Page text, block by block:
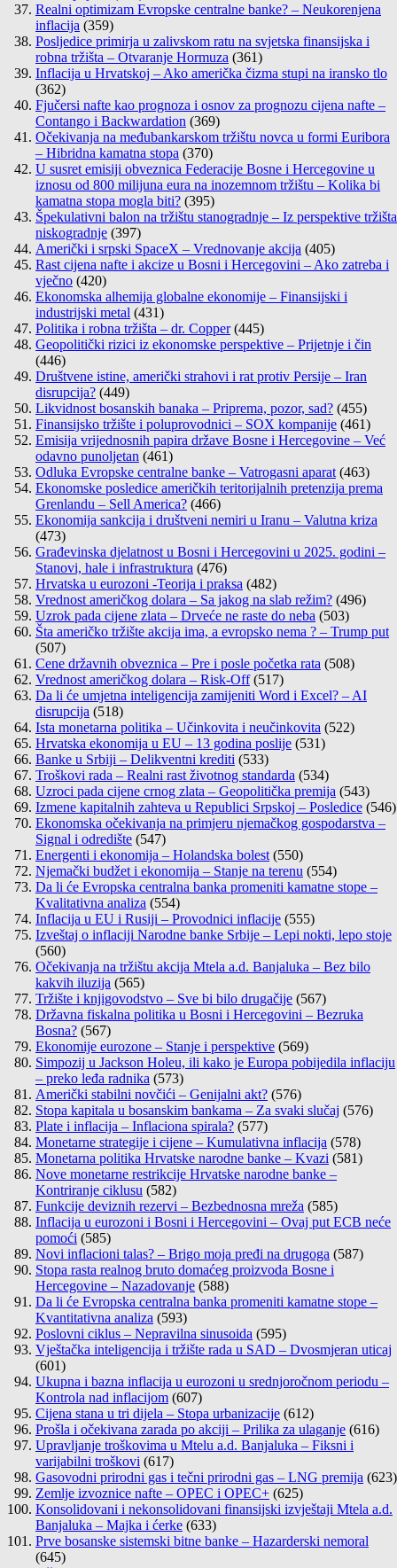
Realni optimizam Evropske centralne banke? – Neukorenjena
inflacija (359)
Posljedice primirja u zalivskom ratu na svjetska finansijska i
robna tržišta – Otvaranje Hormuza (361)
Inflacija u Hrvatskoj – Ako američka čizma stupi na iransko tlo
(362)
Fjučersi nafte kao prognoza i osnov za prognozu cijena nafte –
Contango i Backwardation (369)
Očekivanja na međubankarskom tržištu novca u formi Euribora
– Hibridna kamatna stopa (370)
U susret emisiji obveznica Federacije Bosne i Hercegovine u
iznosu od 800 milijuna eura na inozemnom tržištu – Kolika bi
kamatna stopa mogla biti? (395)
Špekulativni balon na tržištu stanogradnje – Iz perspektive tržišta
niskogradnje (397)
Američki i srpski SpaceX – Vrednovanje akcija (405)
Rast cijena nafte i akcize u Bosni i Hercegovini – Ako zatreba i
vječno (420)
Ekonomska alhemija globalne ekonomije – Finansijski i
industrijski metal (431)
Politika i robna tržišta – dr. Copper (445)
Geopolitički rizici iz ekonomske perspektive – Prijetnje i čin
(446)
Društvene istine, američki strahovi i rat protiv Persije – Iran
disrupcija? (449)
Likvidnost bosanskih banaka – Priprema, pozor, sad? (455)
Finansijsko tržište i poluprovodnici – SOX kompanije (461)
Emisija vrijednosnih papira države Bosne i Hercegovine – Već
odavno punoljetan (461)
Odluka Evropske centralne banke – Vatrogasni aparat (463)
Ekonomske posledice američkih teritorijalnih pretenzija prema
Grenlandu – Sell America? (466)
Ekonomija sankcija i društveni nemiri u Iranu – Valutna kriza
(473)
Građevinska djelatnost u Bosni i Hercegovini u 2025. godini –
Stanovi, hale i infrastruktura (476)
Hrvatska u eurozoni -Teorija i praksa (482)
Vrednost američkog dolara – Sa jakog na slab režim? (496)
Uzrok pada cijene zlata – Drveće ne raste do neba (503)
Šta američko tržište akcija ima, a evropsko nema ? – Trump put
(507)
Cene državnih obveznica – Pre i posle početka rata (508)
Vrednost američkog dolara – Risk-Off (517)
Da li će umjetna inteligencija zamijeniti Word i Excel? – AI
disrupcija (518)
Ista monetarna politika – Učinkovita i neučinkovita (522)
Hrvatska ekonomija u EU – 13 godina poslije (531)
Banke u Srbiji – Delikventni krediti (533)
Troškovi rada – Realni rast životnog standarda (534)
Uzroci pada cijene crnog zlata – Geopolitička premija (543)
Izmene kapitalnih zahteva u Republici Srpskoj – Posledice (546)
Ekonomska očekivanja na primjeru njemačkog gospodarstva –
Signal i odredište (547)
Energenti i ekonomija – Holandska bolest (550)
Njemački budžet i ekonomija – Stanje na terenu (554)
Da li će Evropska centralna banka promeniti kamatne stope –
Kvalitativna analiza (554)
Inflacija u EU i Rusiji – Provodnici inflacije (555)
Izveštaj o inflaciji Narodne banke Srbije – Lepi nokti, lepo stoje
(560)
Očekivanja na tržištu akcija Mtela a.d. Banjaluka – Bez bilo
kakvih iluzija (565)
Tržište i knjigovodstvo – Sve bi bilo drugačije (567)
Državna fiskalna politika u Bosni i Hercegovini – Bezruka
Bosna? (567)
Ekonomije eurozone – Stanje i perspektive (569)
Simpozij u Jackson Holeu, ili kako je Europa pobijedila inflaciju
– preko leđa radnika (573)
Američki stabilni novčići – Genijalni akt? (576)
Stopa kapitala u bosanskim bankama – Za svaki slučaj (576)
Plate i inflacija – Inflaciona spirala? (577)
Monetarne strategije i cijene – Kumulativna inflacija (578)
Monetarna politika Hrvatske narodne banke – Kvazi (581)
Nove monetarne restrikcije Hrvatske narodne banke –
Kontriranje ciklusu (582)
Funkcije deviznih rezervi – Bezbednosna mreža (585)
Inflacija u eurozoni i Bosni i Hercegovini – Ovaj put ECB neće
pomoći (585)
Novi inflacioni talas? – Brigo moja pređi na drugoga (587)
Stopa rasta realnog bruto domaćeg proizvoda Bosne i
Hercegovine – Nazadovanje (588)
Da li će Evropska centralna banka promeniti kamatne stope –
Kvantitativna analiza (593)
Poslovni ciklus – Nepravilna sinusoida (595)
Vještačka inteligencija i tržište rada u SAD – Dvosmjeran uticaj
(601)
Ukupna i bazna inflacija u eurozoni u srednjoročnom periodu –
Kontrola nad inflacijom (607)
Cijena stana u tri dijela – Stopa urbanizacije (612)
Prošla i očekivana zarada po akciji – Prilika za ulaganje (616)
Upravljanje troškovima u Mtelu a.d. Banjaluka – Fiksni i
varijabilni troškovi (617)
Gasovodni prirodni gas i tečni prirodni gas – LNG premija (623)
Zemlje izvoznice nafte – OPEC i OPEC+ (625)
Konsolidovani i nekonsolidovani finansijski izvještaji Mtela a.d.
Banjaluka – Majka i ćerke (633)
Prve bosanske sistemski bitne banke – Hazarderski nemoral
(645)